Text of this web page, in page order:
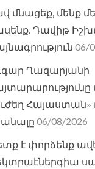
մնացեք, մենք
Դավիթ
06/
Ղազարյանի
Հայաստան»
06/08/2026
է փորձենք